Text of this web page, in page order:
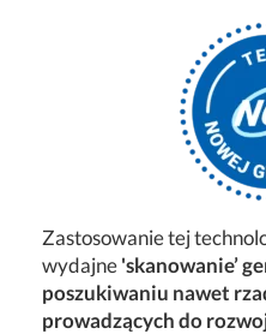
Zastosowanie tej
wydajne'skanowanie’
poszukiwaniu nawet
prowadzących do